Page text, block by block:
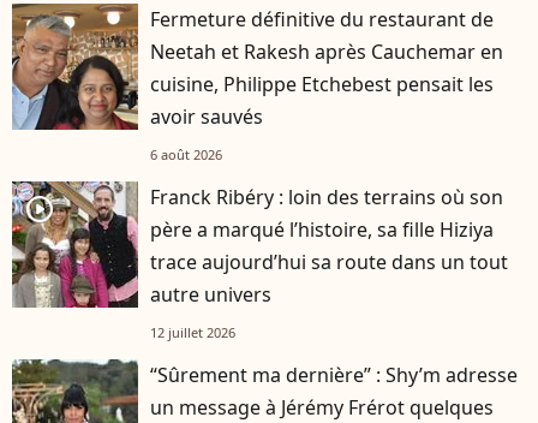
Fermeture définitive du restaurant de
Neetah et Rakesh après Cauchemar en
cuisine, Philippe Etchebest pensait les
avoir sauvés
6 août 2026
player2
Franck Ribéry : loin des terrains où son
père a marqué l’histoire, sa fille Hiziya
trace aujourd’hui sa route dans un tout
autre univers
12 juillet 2026
“Sûrement ma dernière” : Shy’m adresse
un message à Jérémy Frérot quelques